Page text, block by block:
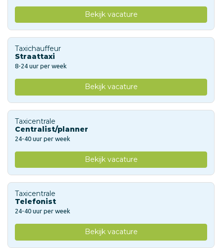
Bekijk vacature
Taxichauffeur
Straattaxi
8-24 uur per week
Bekijk vacature
Taxicentrale
Centralist/planner
24-40 uur per week
Bekijk vacature
Taxicentrale
Telefonist
24-40 uur per week
Bekijk vacature